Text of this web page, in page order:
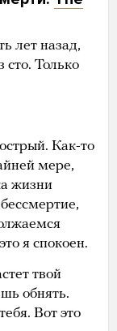
лет назад,
сто. Только
Как-то
мере,
жизни
я спокоен.
твой
обнять.
Вот это